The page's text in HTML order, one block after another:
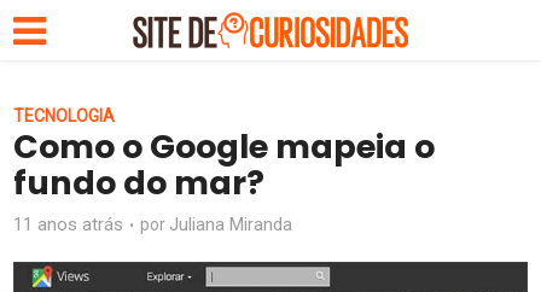
TECNOLOGIA
Como o Google mapeia o
fundo do mar?
11 anos atrás por Juliana Miranda